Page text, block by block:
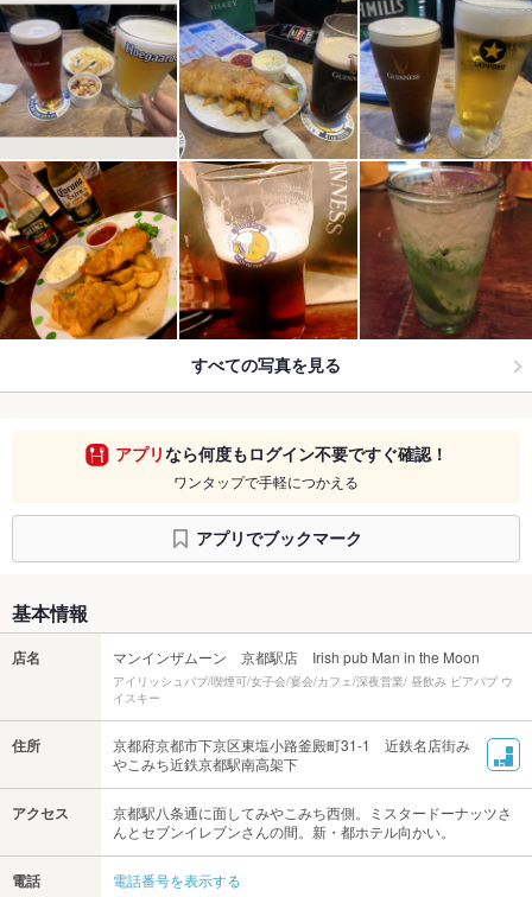
すべての写真を見る
アプリなら何度もログイン不要ですぐ確認！
ワンタップで手軽につかえる
アプリでブックマーク
基本情報
店名 マンインザムーン 京都駅店 Irish pub Man in the Moon
アイリッシュパブ/喫煙可/女子会/宴会/カフェ/深夜営業/ 昼飲み ビアパブ ウ
イスキー
住所
京都府京都市下京区東塩小路釜殿町31-1 近鉄名店街み
やこみち近鉄京都駅南高架下
アクセス
京都駅八条通に面してみやこみち西側。ミスタードーナッツさ
んとセブンイレブンさんの間。新・都ホテル向かい。
電話 電話番号を表示する